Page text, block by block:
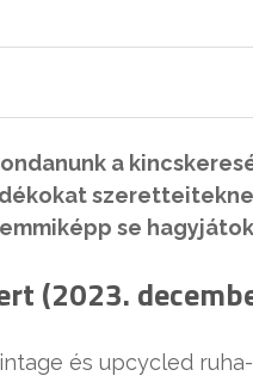
a
se
(2023.
és upcycled